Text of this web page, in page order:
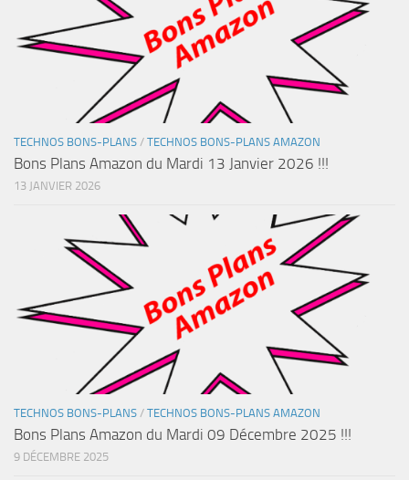
TECHNOS BONS-PLANS / TECHNOS BONS-PLANS AMAZON
Bons Plans Amazon du Mardi 13 Janvier 2026 !!!
13 JANVIER 2026
TECHNOS BONS-PLANS / TECHNOS BONS-PLANS AMAZON
Bons Plans Amazon du Mardi 09 Décembre 2025 !!!
9 DÉCEMBRE 2025